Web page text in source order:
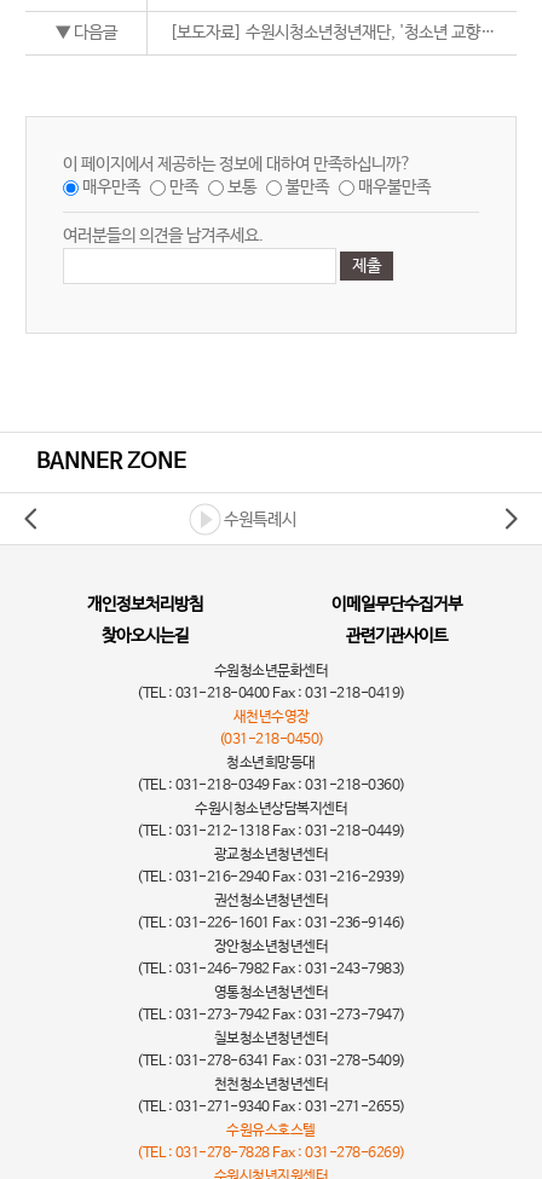
▼ 다음글 [보도자료] 수원시청소년청년재단, '청소년 교향악단 정기연주회 성황리에 개최'
이 페이지에서 제공하는 정보에 대하여 만족하십니까?
매우만족
만족 보통 불만족 매우불만족
여러분들의 의견을 남겨주세요.
BANNER ZONE
수원특례시
개인정보처리방침
이메일무단수집거부
찾아오시는길
관련기관사이트
수원청소년문화센터
(TEL : 031-218-0400 Fax : 031-218-0419)
새천년수영장
(031-218-0450)
청소년희망등대
(TEL : 031-218-0349 Fax : 031-218-0360)
수원시청소년상담복지센터
(TEL : 031-212-1318 Fax : 031-218-0449)
광교청소년청년센터
(TEL : 031-216-2940 Fax : 031-216-2939)
권선청소년청년센터
(TEL : 031-226-1601 Fax : 031-236-9146)
장안청소년청년센터
(TEL : 031-246-7982 Fax : 031-243-7983)
영통청소년청년센터
(TEL : 031-273-7942 Fax : 031-273-7947)
칠보청소년청년센터
(TEL : 031-278-6341 Fax : 031-278-5409)
천천청소년청년센터
(TEL : 031-271-9340 Fax : 031-271-2655)
수원유스호스텔
(TEL : 031-278-7828 Fax : 031-278-6269)